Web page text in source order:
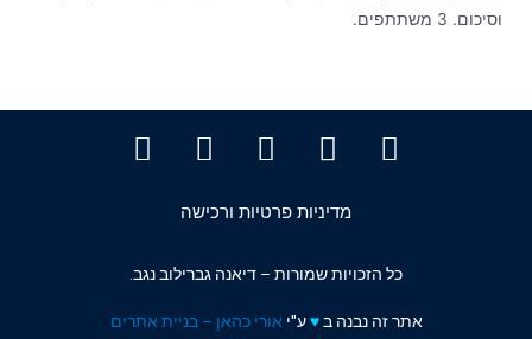
וסיכום. 3 משתתפים.
מדיניות פרטיות ורכישה
כל הזכויות שמורות – דיאנה גברילוב נגב.
אתר זה נבנה ב♥️ע"י אורי כהאן – בניית אתרים